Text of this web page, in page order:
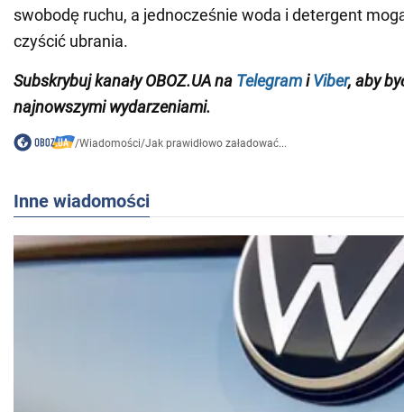
swobodę ruchu, a jednocześnie woda i detergent
czyścić ubrania.
SubskrybujkanałyOBOZ.UA na TelegramiViber, aby
najnowszymi wydarzeniami.
/Wiadomości/Jak prawidłowo załadować...
Inne wiadomości